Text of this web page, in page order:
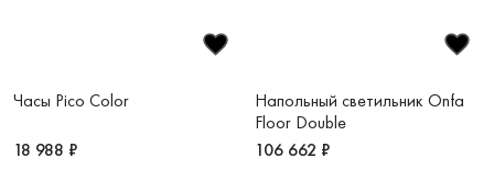
Часы Pico Color
18 988 ₽
Напольный светильник Onfa
Floor Double
106 662 ₽